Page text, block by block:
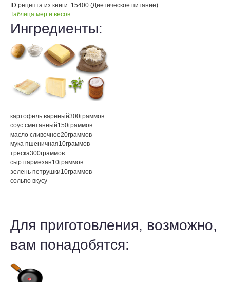
ID рецепта из книги: 15400 (Диетическое питание)
Таблица мер и весов
Ингредиенты:
картофель вареный300граммов
соус сметанный150граммов
масло сливочное20граммов
мука пшеничная10граммов
треска300граммов
сыр пармезан10граммов
зелень петрушки10граммов
сольпо вкусу
Для приготовления, возможно,
вам понадобятся: